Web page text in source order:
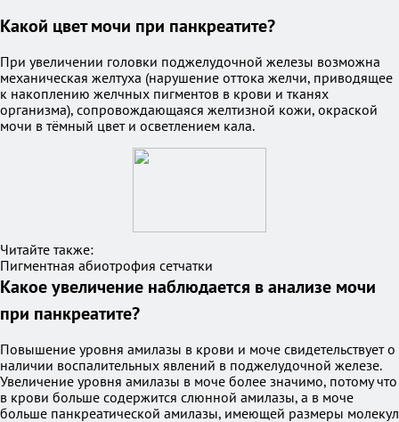
Какой цвет мочи при панкреатите?
При увеличении головки поджелудочной железы возможна
механическая желтуха (нарушение оттока желчи, приводящее
к накоплению желчных пигментов в крови и тканях
организма), сопровождающаяся желтизной кожи, окраской
мочи в тёмный цвет и осветлением кала.
Читайте также:
Пигментная абиотрофия сетчатки
Какое увеличение наблюдается в анализе мочи
при панкреатите?
Повышение уровня амилазы в крови и моче свидетельствует о
наличии воспалительных явлений в поджелудочной железе.
Увеличение уровня амилазы в моче более значимо, потому что
в крови больше содержится слюнной амилазы, а в моче
больше панкреатической амилазы, имеющей размеры молекул